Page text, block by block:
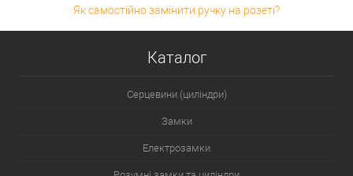
Як самостійно замінити ручку на розеті?
Каталог
Серцевини (циліндри)
Замки
Електрозамки